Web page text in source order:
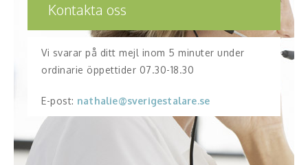
Kontakta oss
Vi svarar på ditt mejl inom 5 minuter under
ordinarie öppettider 07.30-18.30
E-post: nathalie@sverigestalare.se